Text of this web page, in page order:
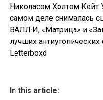
Николасом Холтом Кейт
самом деле снималась
ВАЛЛ·И, «Матрица» и
лучших
Letterboxd
In this article: